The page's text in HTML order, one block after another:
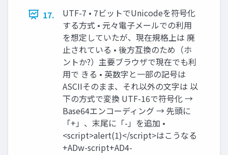
17.
UTF-7 • 7ビットでUnicodeを符号化
する方式 • 元々電子メールでの利用
を想定していたが、現在規格上は 廃
止されている • 後方互換のため（ホ
ントか?）主要ブラウザで現在でも利
用で きる • 英数字と一部の記号は
ASCIIそのまま、それ以外の文字は 以
下の方式で変換 UTF-16で符号化 →
Base64エンコーディング → 先頭に
「+」、末尾に「-」を追加 •
<script>alert(1)</script>はこうなる
+ADw-script+AD4-